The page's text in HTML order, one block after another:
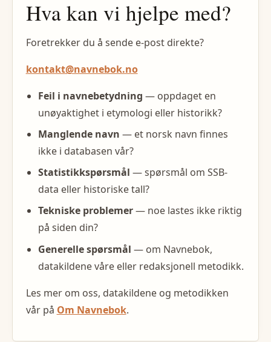
Hva kan vi hjelpe med?
Foretrekker du å sende e-post direkte?
kontakt@navnebok.no
Feil i navnebetydning — oppdaget en
unøyaktighet i etymologi eller historikk?
Manglende navn — et norsk navn finnes
ikke i databasen vår?
Statistikkspørsmål — spørsmål om SSB-
data eller historiske tall?
Tekniske problemer— noe lastes ikke riktig
på siden din?
Generelle spørsmål — om Navnebok,
datakildene våre eller redaksjonell metodikk.
Les mer om oss, datakildene og metodikken
vår på Om Navnebok.